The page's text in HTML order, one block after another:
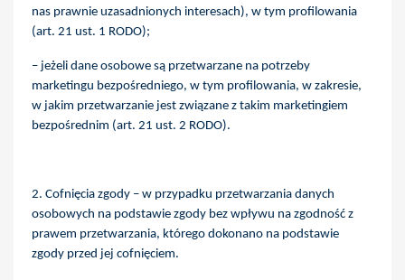
nas prawnie uzasadnionych interesach), w tym profilowania
(art. 21 ust. 1 RODO);
– jeżeli dane osobowe są przetwarzane na potrzeby
marketingu bezpośredniego, w tym profilowania, w zakresie,
w jakim przetwarzanie jest związane z takim marketingiem
bezpośrednim (art. 21 ust. 2 RODO).
2. Cofnięcia zgody – w przypadku przetwarzania danych
osobowych na podstawie zgody bez wpływu na zgodność z
prawem przetwarzania, którego dokonano na podstawie
zgody przed jej cofnięciem.